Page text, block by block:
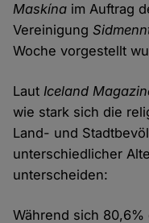
Maskína im Auftrag
Vereinigung
Woche vorgestellt
LautIceland
wie stark sich die
Land- und
unterschiedlicher
unterscheiden:
Während sich